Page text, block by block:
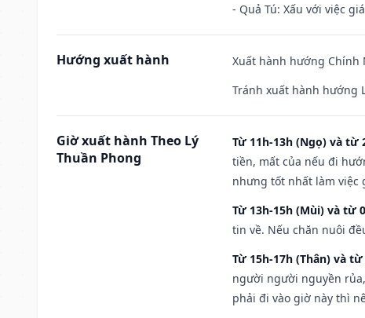
- Quả Tú: Xấu với việc
Hướng xuất hành
Xuất hành hướng Chính
Tránh xuất hành hướng
Giờ xuất hành Theo Lý
Thuần Phong
Từ 11h-13h (Ngọ) và từ
tiền, mất của nếu đi
nhưng tốt nhất làm việc
Từ 13h-15h (Mùi) và từ
tin về. Nếu chăn nuôi
Từ 15h-17h (Thân) và
người người nguyền
phải đi vào giờ này thì